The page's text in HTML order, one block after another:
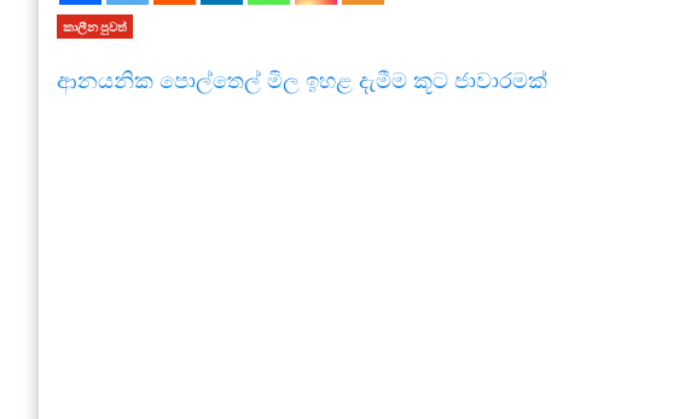
කාලීන පුවත්
ආනයනික පොල්තෙල් මිල ඉහළ දැමීම කූට ජාවාරමක්